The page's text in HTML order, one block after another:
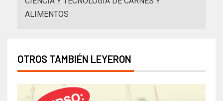
ALIMENTOS
OTROS TAMBIÉN LEYERON